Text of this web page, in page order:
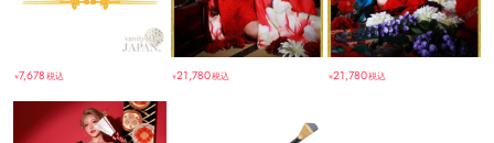
￥7,678税込 ￥21,780税込 ￥21,780税込